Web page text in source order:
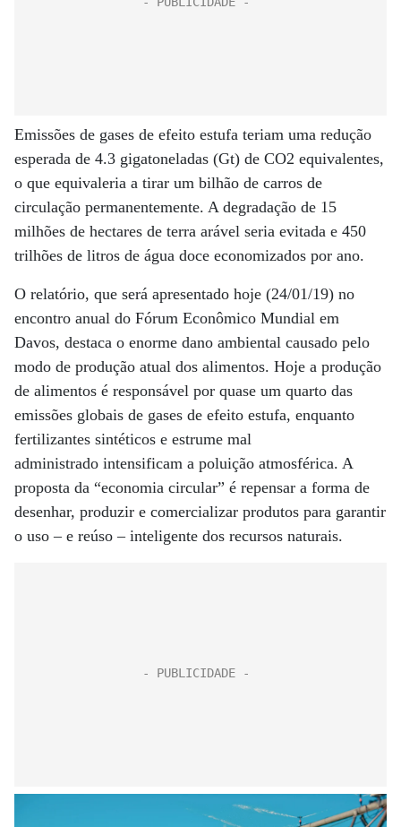
Emissões de gases de efeito estufa teriam uma redução
esperada de 4.3 gigatoneladas (Gt) de CO2 equivalentes,
o que equivaleria a tirar um bilhão de carros de
circulação permanentemente. A degradação de 15
milhões de hectares de terra arável seria evitada e 450
trilhões de litros de água doce economizados por ano.
O relatório, que será apresentado hoje (24/01/19) no
encontro anual do Fórum Econômico Mundial em
Davos, destaca o enorme dano ambiental causado pelo
modo de produção atual dos alimentos. Hoje a produção
de alimentos é responsável por quase um quarto das
emissões globais de gases de efeito estufa, enquanto
fertilizantes sintéticos e estrume mal
administrado intensificam a poluição atmosférica. A
proposta da “economia circular” é repensar a forma de
desenhar, produzir e comercializar produtos para garantir
o uso – e reúso – inteligente dos recursos naturais.